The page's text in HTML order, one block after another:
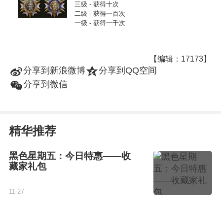
三级 - 获得十次
二级 - 获得一百次
一级 - 获得一千次
【编辑：17173】
t分享到新浪微博z分享到QQ空间
w分享到微信
精华推荐
黑色星期五：今日特惠——收
藏家礼包
11-27